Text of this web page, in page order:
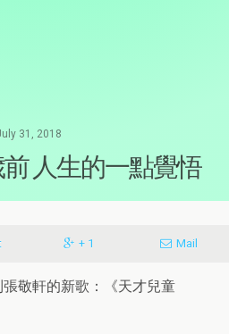
31, 2018
人生的一點覺悟
+ 1 Mail
敬軒的新歌：《天才兒童